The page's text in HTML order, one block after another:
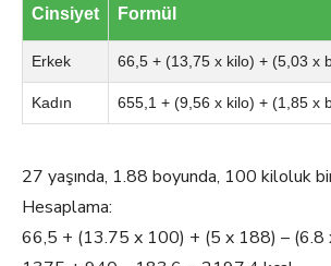
Cinsiyet Formül
Erkek 66,5 + (13,75 x kilo) + (5,03 x
Kadın 655,1 + (9,56 x kilo) + (1,85 x
27 yaşında, 1.88 boyunda, 100 kiloluk
Hesaplama:
66,5 + (13.75 x 100) + (5 x 188) – (6.8